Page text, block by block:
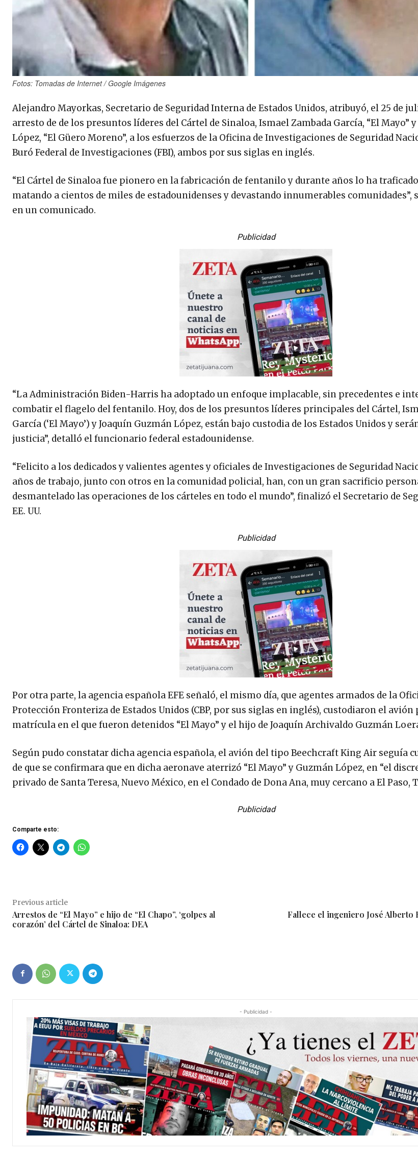
Fotos: Tomadas de Internet / Google Imágenes
Alejandro Mayorkas, Secretario de Seguridad Interna de Estados Unidos, atribuyó, el 25 de
arresto de de los presuntos líderes del Cártel de Sinaloa, Ismael Zambada García, “El Mayo”
López, “El Güero Moreno”, a los esfuerzos de la Oficina de Investigaciones de Seguridad
Buró Federal de Investigaciones (FBI), ambos por sus siglas en inglés.
“El Cártel de Sinaloa fue pionero en la fabricación de fentanilo y durante años lo ha
matando a cientos de miles de estadounidenses y devastando innumerables comunidades”,
en un comunicado.
Publicidad
“La Administración Biden-Harris ha adoptado un enfoque implacable, sin precedentes e
combatir el flagelo del fentanilo. Hoy, dos de los presuntos líderes principales del Cártel,
García (‘El Mayo’) y Joaquín Guzmán López, están bajo custodia de los Estados Unidos y
justicia”, detalló el funcionario federal estadounidense.
“Felicito a los dedicados y valientes agentes y oficiales de Investigaciones de Seguridad
años de trabajo, junto con otros en la comunidad policial, han, con un gran sacrificio
desmantelado las operaciones de los cárteles en todo el mundo”, finalizó el Secretario de
EE. UU.
Publicidad
Por otra parte, la agencia española EFE señaló, el mismo día, que agentes armados de la
Protección Fronteriza de Estados Unidos (CBP, por sus siglas en inglés), custodiaron el
matrícula en el que fueron detenidos “El Mayo” y el hijo de Joaquín Archivaldo Guzmán
Según pudo constatar dicha agencia española, el avión del tipo Beechcraft King Air seguía
de que se confirmara que en dicha aeronave aterrizó “El Mayo” y Guzmán López, en “el
privado de Santa Teresa, Nuevo México, en el Condado de Dona Ana, muy cercano a El Paso,
Publicidad
Comparte esto:
Previous article
Arrestos de “El Mayo” e hijo de “El Chapo”, ‘golpes al
corazón’ del Cártel de Sinaloa: DEA
Fallece el ingeniero José Alberto
- Publicidad -